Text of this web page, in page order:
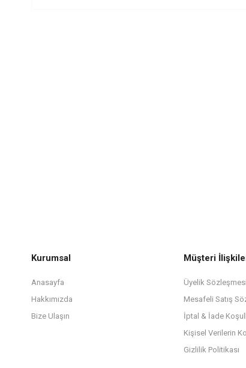
Kurumsal
Anasayfa
Hakkımızda
Bize Ulaşın
Müşteri
Üyelik Sözleşmesi
Mesafeli Satış
İptal & İade
Kişisel Verilerin
Gizlilik Politikası